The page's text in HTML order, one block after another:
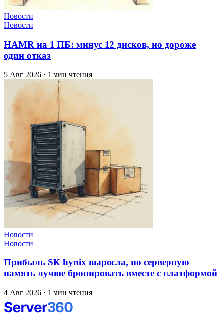
Новости
Новости
HAMR на 1 ПБ: минус 12 дисков, но дороже
один отказ
5 Авг 2026 · 1 мин чтения
Новости
Новости
Прибыль SK hynix выросла, но серверную
память лучше бронировать вместе с платформой
4 Авг 2026 · 1 мин чтения